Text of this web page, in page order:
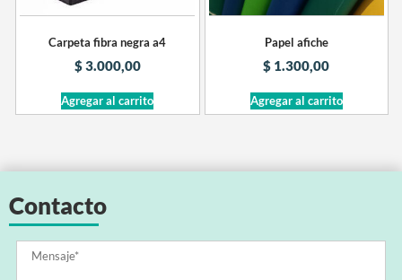
Carpeta fibra negra a4
$3.000,00
Agregar al carrito
Papel afiche
$ 1.300,00
Agregar al carrito
Contacto